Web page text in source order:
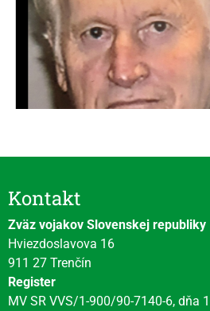
Kontakt
Zväz vojakov Slovenskej republiky
Hviezdoslavova 16
911 27 Trenčín
Register
MV SR VVS/1-900/90-7140-6, dňa